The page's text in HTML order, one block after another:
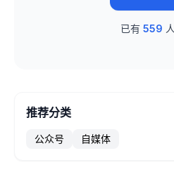
已有 559
推荐分类
公众号 自媒体